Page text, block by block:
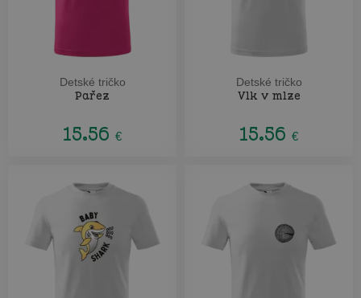
Detské tričko
Pařez
15.56 €
Detské tričko
Vlk v mlze
15.56 €